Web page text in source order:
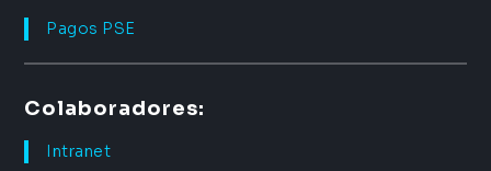
Pagos PSE
Colaboradores:
Intranet